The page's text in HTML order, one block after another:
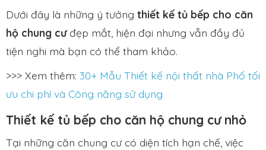
Dưới đây là những ý tưởng thiết kế tủ bếp cho căn
hộ chung cưđẹp mắt, hiện đại nhưng vẫn đầy đủ
tiện nghi mà bạn có thể tham khảo.
>>> Xem thêm: 30+ Mẫu Thiết kế nội thất nhà Phố tối
ưu chi phí và Công năng sử dụng
Thiết kế tủ bếp cho căn hộ chung cư nhỏ
Tại những căn chung cư có diện tích hạn chế, việc